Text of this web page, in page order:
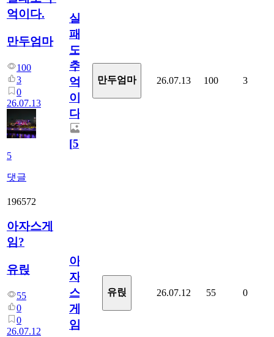
억이다.
만두엄마
100
3
0
26.07.13
5
댓글
실
패
도
추
억
이
다.
[5]
만두엄마 26.07.13 100 3
196572
아자스게
임?
유릱
55
0
0
26.07.12
아
자
스
게
임?
유릱 26.07.12 55 0